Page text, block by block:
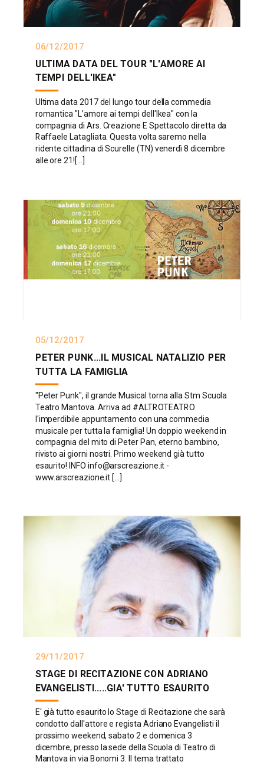
06/12/2017
ULTIMA DATA DEL TOUR "L'AMORE AI
TEMPI DELL'IKEA"
Ultima data 2017 del lungo tour della commedia
romantica "L'amore ai tempi dell'Ikea" con la
compagnia di Ars. Creazione E Spettacolo diretta da
Raffaele Latagliata. Questa volta saremo nella
ridente cittadina di Scurelle (TN) venerdì 8 dicembre
alle ore 21![...]
05/12/2017
PETER PUNK...IL MUSICAL NATALIZIO PER
TUTTA LA FAMIGLIA
"Peter Punk", il grande Musical torna alla Stm Scuola
Teatro Mantova. Arriva ad #ALTROTEATRO
l'imperdibile appuntamento con una commedia
musicale per tutta la famiglia! Un doppio weekend in
compagnia del mito di Peter Pan, eterno bambino,
rivisto ai giorni nostri. Primo weekend già tutto
esaurito! INFO info@arscreazione.it -
www.arscreazione.it [...]
29/11/2017
STAGE DI RECITAZIONE CON ADRIANO
EVANGELISTI.....GIA' TUTTO ESAURITO
E' già tutto esaurito lo Stage di Recitazione che sarà
condotto dall'attore e regista Adriano Evangelisti il
prossimo weekend, sabato 2 e domenica 3
dicembre, presso la sede della Scuola di Teatro di
Mantova in via Bonomi 3. Il tema trattato